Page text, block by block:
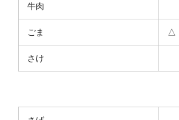
牛肉
ごま △
さけ